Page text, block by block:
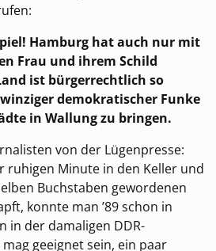
Hamburg hat auch nur mit
Frau und ihrem Schild
ist bürgerrechtlich so
demokratischer Funke
in Wallung zu bringen.
von der Lügenpresse:
ruhigen Minute in den Keller und
Buchstaben gewordenen
konnte man ’89 schon in
in der damaligen DDR-
geeignet sein, ein paar